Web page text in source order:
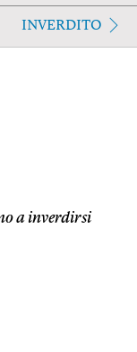
INVERDITO
a inverdirsi